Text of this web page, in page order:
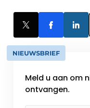
NIEUWSBRIEF
Meld u aan om
ontvangen.